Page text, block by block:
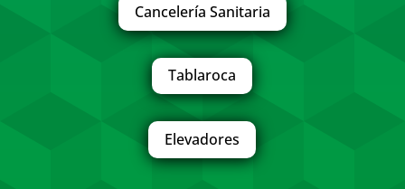
Cancelería Sanitaria
Tablaroca
Elevadores